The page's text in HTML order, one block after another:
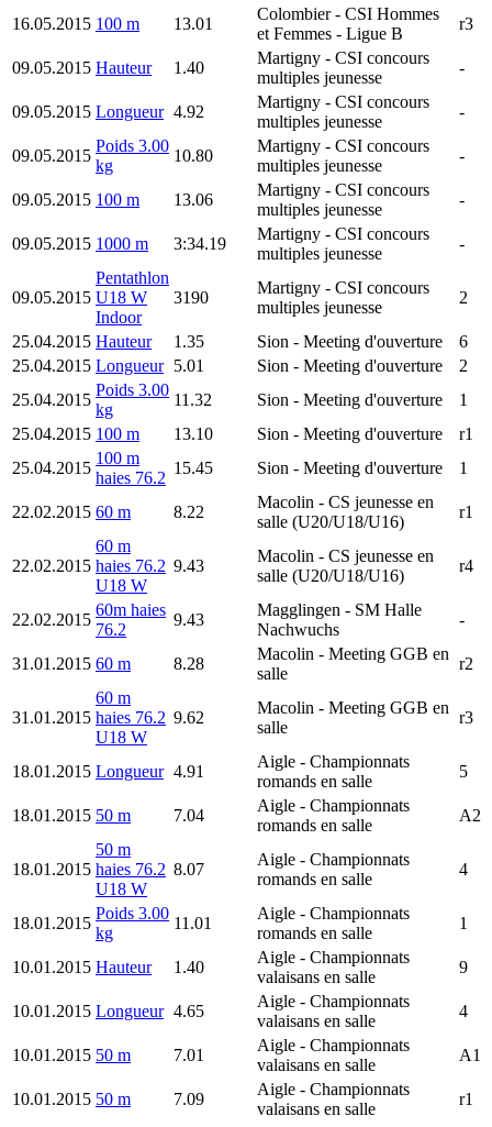
16.05.2015 100 m 13.01
Colombier- CSI Hommes
et Femmes - Ligue B
r3
09.05.2015 Hauteur 1.40
Martigny - CSI concours
multiples jeunesse
-
09.05.2015 Longueur 4.92
Martigny - CSI concours
multiples jeunesse
-
09.05.2015
Poids 3.00
kg
10.80
Martigny - CSI concours
multiples jeunesse
-
09.05.2015 100 m 13.06
Martigny - CSI concours
multiples jeunesse
-
09.05.2015 1000 m 3:34.19
Martigny - CSI concours
multiples jeunesse
-
09.05.2015
Pentathlon
U18 W
Indoor
3190
Martigny - CSI concours
multiples jeunesse
2
25.04.2015 Hauteur 1.35 Sion - Meeting d'ouverture
6
25.04.2015 Longueur 5.01 Sion - Meeting d'ouverture
2
25.04.2015
Poids 3.00
kg
11.32 Sion - Meeting d'ouverture
1
25.04.2015 100 m 13.10 Sion - Meeting d'ouverture
r1
25.04.2015
100 m
haies 76.2
15.45 Sion - Meeting d'ouverture 1
22.02.2015 60 m 8.22
Macolin - CS jeunesse en
salle (U20/U18/U16)
r1
22.02.2015
60 m
haies 76.2
U18 W
9.43
Macolin - CS jeunesse en
salle (U20/U18/U16)
r4
22.02.2015
60m haies
76.2
9.43
Magglingen - SM Halle
Nachwuchs
-
31.01.2015 60 m 8.28
Macolin - Meeting GGB en
salle
r2
31.01.2015
60 m
haies 76.2
U18 W
9.62
Macolin - Meeting GGB en
salle
r3
18.01.2015 Longueur 4.91
Aigle - Championnats
romands en salle
5
18.01.2015 50 m 7.04
Aigle - Championnats
romands en salle
A2
18.01.2015
50 m
haies 76.2
U18 W
8.07
Aigle - Championnats
romands en salle
4
18.01.2015
Poids 3.00
kg
11.01
Aigle - Championnats
romands en salle
1
10.01.2015 Hauteur 1.40
Aigle - Championnats
valaisans en salle
9
10.01.2015 Longueur 4.65
Aigle - Championnats
valaisans en salle
4
10.01.2015 50 m 7.01
Aigle - Championnats
valaisans en salle
A1
10.01.2015 50 m 7.09
Aigle - Championnats
valaisans en salle
r1